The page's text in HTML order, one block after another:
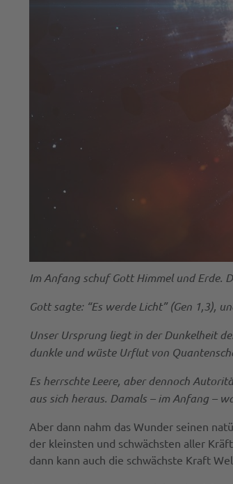
Im Anfang schuf Gott Himmel und Erde.
Gott sagte: “Es werde Licht” (Gen 1,3),
Unser Ursprung liegt in der Dunkelheit
dunkle und wüste Urflut von
Es herrschte Leere, aber dennoch
aus sich heraus. Damals – im Anfang –
Aber dann nahm das Wunder seinen
der kleinsten und schwächsten aller
dann kann auch die schwächste Kraft